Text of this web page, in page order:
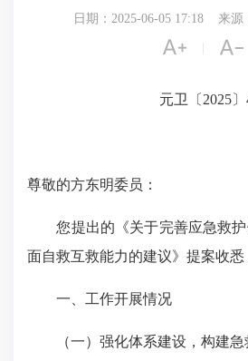
日期：2025-06-05 17:18 来源
 
元卫〔2025〕
尊敬的方东明委员：
您提出的《关于完善应急救护
面自救互救能力的建议》提案收悉
一、工作开展情况
（一）强化体系建设，构建